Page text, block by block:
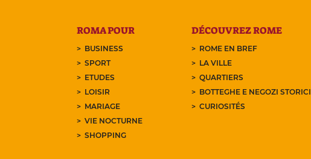
ROMA POUR
BUSINESS
SPORT
ETUDES
LOISIR
MARIAGE
VIE NOCTURNE
SHOPPING
DÉCOUVREZ ROME
ROME EN BREF
LA VILLE
QUARTIERS
BOTTEGHE E NEGOZI STORICI
CURIOSITÉS